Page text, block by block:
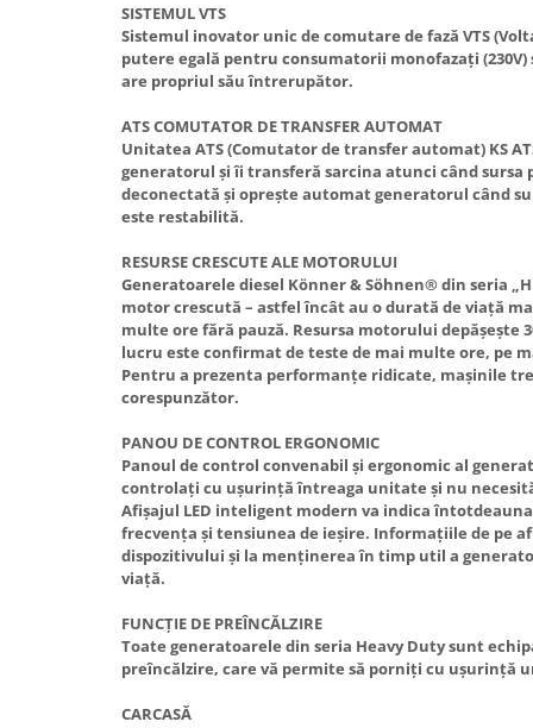
SISTEMUL VTS
Sistemul inovator unic de comutare de fază VTS
putere egală pentru consumatorii monofazați (230V)
are propriul său întrerupător.
ATS COMUTATOR DE TRANSFER AUTOMAT
Unitatea ATS (Comutator de transfer automat) KS
generatorul și îi transferă sarcina atunci când
deconectată și oprește automat generatorul când
este restabilită.
RESURSE CRESCUTE ALE MOTORULUI
Generatoarele diesel Könner & Söhnen® din seria
motor crescută – astfel încât au o durată de viață
multe ore fără pauză. Resursa motorului depășește
lucru este confirmat de teste de mai multe ore, pe
Pentru a prezenta performanțe ridicate, mașinile
corespunzător.
PANOU DE CONTROL ERGONOMIC
Panoul de control convenabil și ergonomic al
controlați cu ușurință întreaga unitate și nu
Afișajul LED inteligent modern va indica
frecvența și tensiunea de ieșire. Informațiile de pe
dispozitivului și la menținerea în timp util a
viață.
FUNCȚIE DE PREÎNCĂLZIRE
Toate generatoarele din seria Heavy Duty sunt
preîncălzire, care vă permite să porniți cu ușurință
CARCASĂ